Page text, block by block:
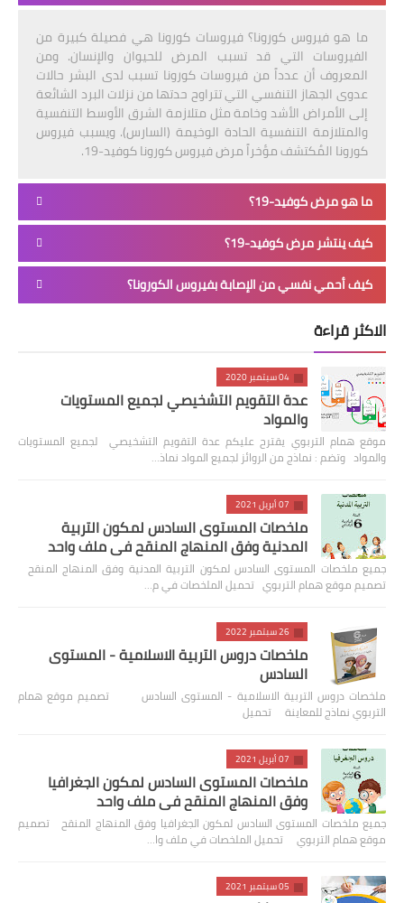
ما هو فيروس كورونا؟ فيروسات كورونا هي فصيلة كبيرة من
الفيروسات التي قد تسبب المرض للحيوان والإنسان. ومن
المعروف أن عدداً من فيروسات كورونا تسبب لدى البشر حالات
عدوى الجهاز التنفسي التي تتراوح حدتها من نزلات البرد الشائعة
إلى الأمراض الأشد وخامة مثل متلازمة الشرق الأوسط التنفسية
والمتلازمة التنفسية الحادة الوخيمة (السارس). ويسبب فيروس
كورونا المُكتشف مؤخراً مرض فيروس كورونا كوفيد-19.
ما هو مرض كوفيد-19؟
كيف ينتشر مرض كوفيد-19؟
كيف أحمي نفسي من الإصابة بفيروس الكورونا؟
الاكثر قراءة
04 سبتمبر 2020
عدة التقويم التشخيصي لجميع المستويات
والمواد
موقع همام التربوي يقترح عليكم عدة التقويم التشخيصي لجميع المستويات
والمواد وتضم : نماذج من الروائز لجميع المواد نماذ…
07 أبريل 2021
ملخصات المستوى السادس لمكون التربية
المدنية وفق المنهاج المنقح في ملف واحد
جميع ملخصات المستوى السادس لمكون التربية المدنية وفق المنهاج المنقح
تصميم موقع همام التربوي تحميل الملخصات في م…
26 سبتمبر 2022
ملخصات دروس التربية الاسلامية - المستوى
السادس
ملخصات دروس التربية الاسلامية - المستوى السادس تصميم موقع همام
التربوي نماذج للمعاينة تحميل
07 أبريل 2021
ملخصات المستوى السادس لمكون الجغرافيا
وفق المنهاج المنقح في ملف واحد
جميع ملخصات المستوى السادس لمكون الجغرافيا وفق المنهاج المنقح تصميم
موقع همام التربوي تحميل الملخصات في ملف وا…
05 سبتمبر 2021